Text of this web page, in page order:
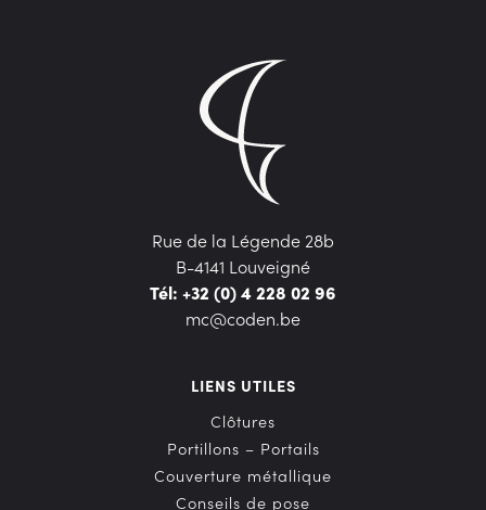
Rue de la Légende 28b
B-4141 Louveigné
Tél: +32 (0) 4 228 02 96
mc@coden.be
LIENS UTILES
Clôtures
Portillons – Portails
Couverture métallique
Conseils de pose